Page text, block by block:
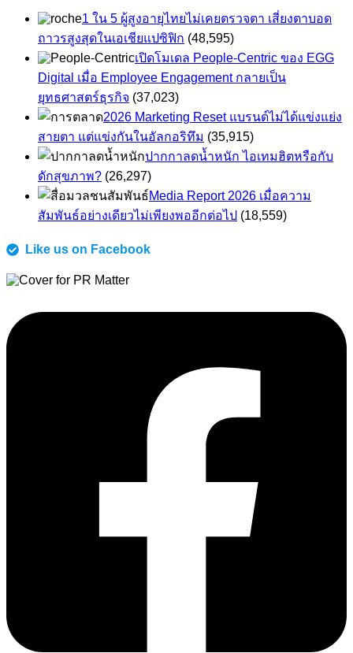
1 ใน 5 ผู้สูงอายุไทยไม่เคยตรวจตา เสี่ยงตาบอด
ถาวรสูงสุดในเอเชียแปซิฟิก (48,595)
เปิดโมเดล People-Centric ของ EGG
Digital เมื่อ Employee Engagement กลายเป็น
ยุทธศาสตร์ธุรกิจ (37,023)
2026 Marketing Reset แบรนด์ไม่ได้แข่งแย่ง
สายตา แต่แข่งกันในอัลกอริทึม (35,915)
ปากกาลดน้ำหนัก ไอเทมฮิตหรือกับ
ดักสุขภาพ? (26,297)
Media Report 2026 เมื่อความ
สัมพันธ์อย่างเดียวไม่เพียงพออีกต่อไป (18,559)
Like us on Facebook